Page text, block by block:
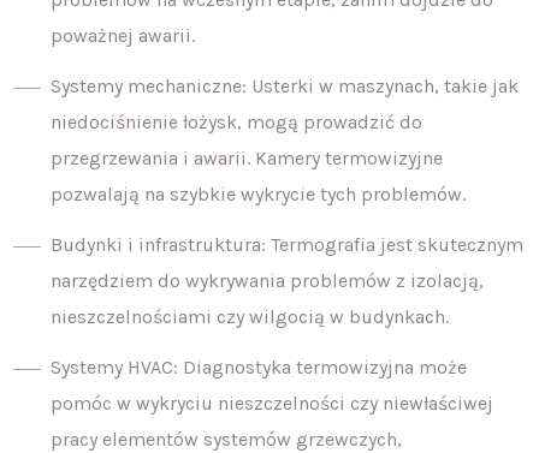
poważnej awarii.
Systemy mechaniczne: Usterki w maszynach, takie jak
niedociśnienie łożysk, mogą prowadzić do
przegrzewania i awarii. Kamery termowizyjne
pozwalają na szybkie wykrycie tych problemów.
Budynki i infrastruktura: Termografia jest skutecznym
narzędziem do wykrywania problemów z izolacją,
nieszczelnościami czy wilgocią w budynkach.
Systemy HVAC: Diagnostyka termowizyjna może
pomóc w wykryciu nieszczelności czy niewłaściwej
pracy elementów systemów grzewczych,